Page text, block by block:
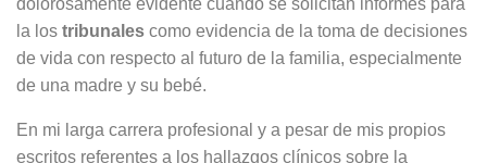
dolorosamente evidente cuando se solicitan informes para
la los tribunales como evidencia de la toma de decisiones
de vida con respecto al futuro de la familia, especialmente
de una madre y su bebé.
En mi larga carrera profesional y a pesar de mis propios
escritos referentes a los hallazgos clínicos sobre la